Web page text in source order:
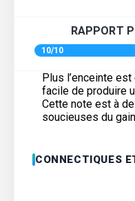
RAPPORT
10/10
Plus l’enceinte
facile de produire
Cette note est à
soucieuses du
CONNECTIQUES